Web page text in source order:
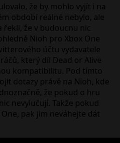
že by mohlo vyjít i na
období reálné nebylo, ale
řekli, že v budoucnu nic
Nioh pro Xbox One
účtu vydavatele
který díl Dead or Alive
kompatibilitu. Pod tímto
dotazy právě na Nioh, kde
že pokud o hru
nevylučují. Takže pokud
pak jim neváhejte dát